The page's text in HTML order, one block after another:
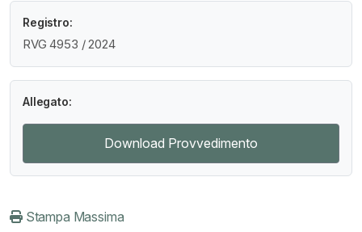
Registro:
RVG 4953 / 2024
Allegato:
Download Provvedimento
Stampa Massima